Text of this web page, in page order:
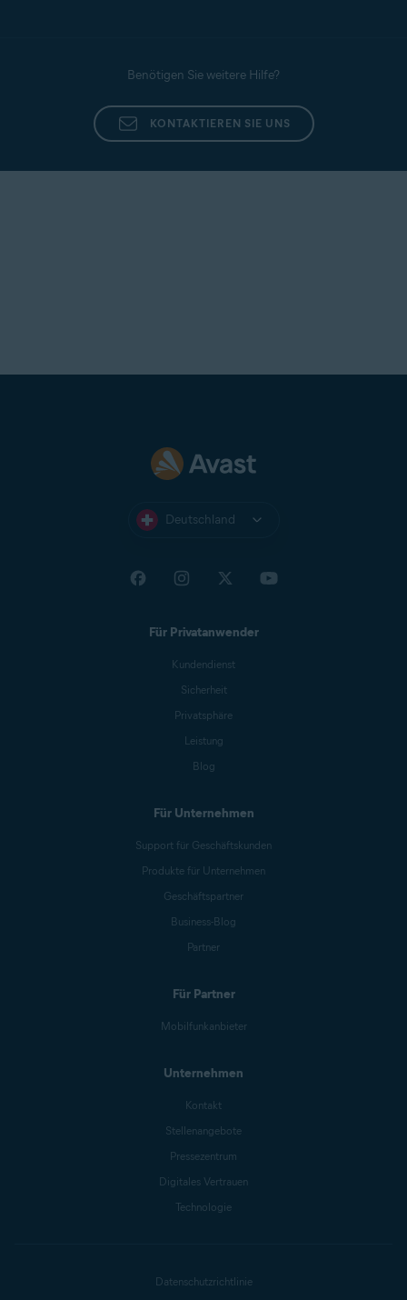
Benötigen Sie weitere Hilfe?
KONTAKTIEREN SIE UNS
Deutschland
Für Privatanwender
Kundendienst
Sicherheit
Privatsphäre
Leistung
Blog
Für Unternehmen
Support für Geschäftskunden
Produkte für Unternehmen
Geschäftspartner
Business-Blog
Partner
Für Partner
Mobilfunkanbieter
Unternehmen
Kontakt
Stellenangebote
Pressezentrum
Digitales Vertrauen
Technologie
Datenschutzrichtlinie